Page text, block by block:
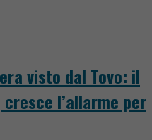
visto dal Tovo: il
l’allarme per